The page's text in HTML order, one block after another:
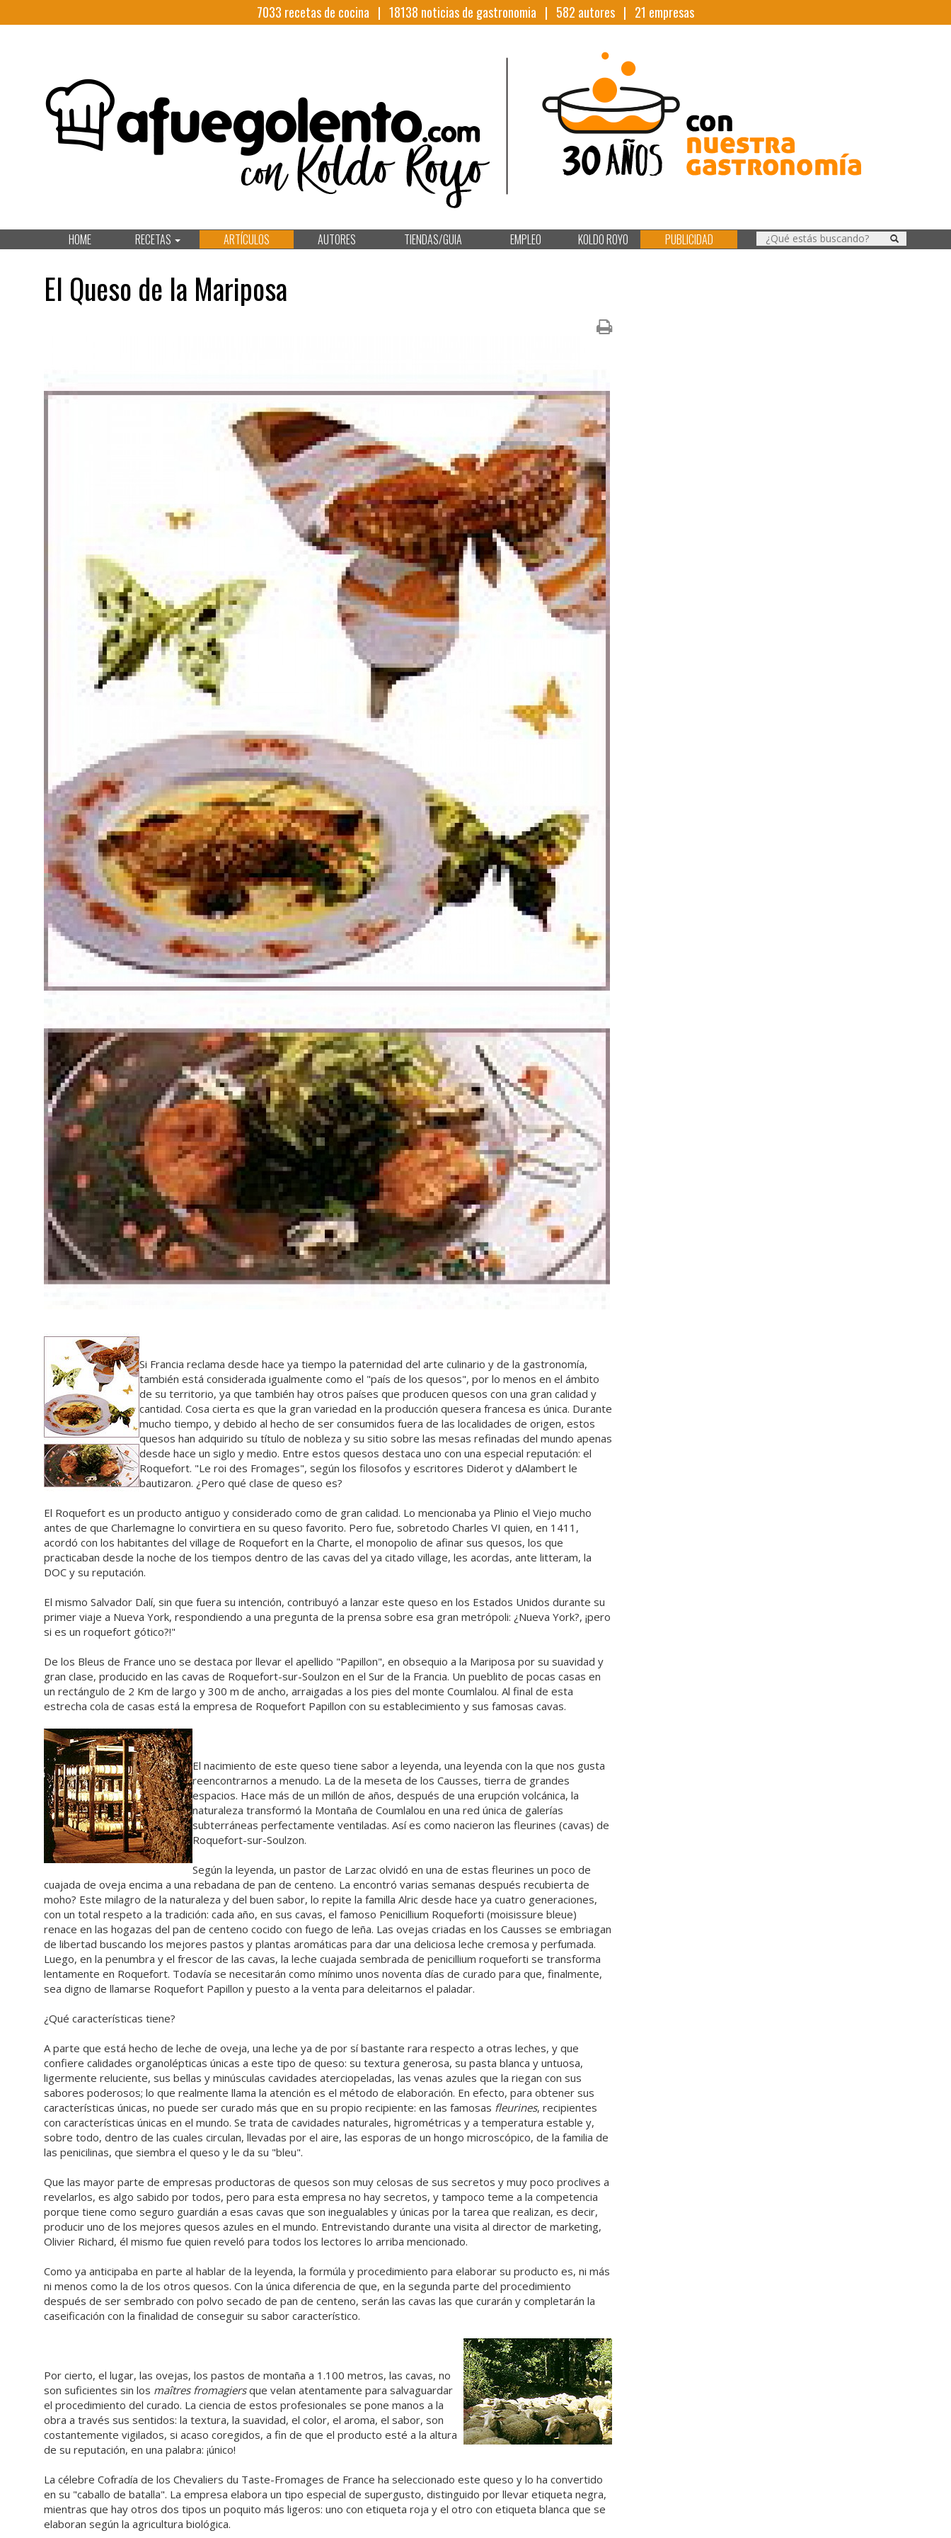
7033 recetas de cocina | 18138 noticias de gastronomia | 582 autores | 21 empresas
HOME RECETAS ARTÍCULOS AUTORES TIENDAS/GUIA EMPLEO KOLDO ROYO PUBLICIDAD
El Queso de la Mariposa
Si Francia reclama desde hace ya tiempo la paternidad del arte culinario y de la gastronomía,
también está considerada igualmente como el "país de los quesos", por lo menos en el ámbito
de su territorio, ya que también hay otros países que producen quesos con una gran calidad y
cantidad. Cosa cierta es que la gran variedad en la producción quesera francesa es única. Durante
mucho tiempo, y debido al hecho de ser consumidos fuera de las localidades de origen, estos
quesos han adquirido su título de nobleza y su sitio sobre las mesas refinadas del mundo apenas
desde hace un siglo y medio. Entre estos quesos destaca uno con una especial reputación: el
Roquefort. "Le roi des Fromages", según los filosofos y escritores Diderot y dAlambert le
bautizaron. ¿Pero qué clase de queso es?
El Roquefort es un producto antiguo y considerado como de gran calidad. Lo mencionaba ya Plinio el Viejo mucho
antes de que Charlemagne lo convirtiera en su queso favorito. Pero fue, sobretodo Charles VI quien, en 1411,
acordó con los habitantes del village de Roquefort en la Charte, el monopolio de afinar sus quesos, los que
practicaban desde la noche de los tiempos dentro de las cavas del ya citado village, les acordas, ante litteram, la
DOC y su reputación.
El mismo Salvador Dalí, sin que fuera su intención, contribuyó a lanzar este queso en los Estados Unidos durante su
primer viaje a Nueva York, respondiendo a una pregunta de la prensa sobre esa gran metrópoli: ¿Nueva York?, ¡pero
si es un roquefort gótico?!"
De los Bleus de France uno se destaca por llevar el apellido "Papillon", en obsequio a la Mariposa por su suavidad y
gran clase, producido en las cavas de Roquefort-sur-Soulzon en el Sur de la Francia. Un pueblito de pocas casas en
un rectángulo de 2 Km de largo y 300 m de ancho, arraigadas a los pies del monte Coumlalou. Al final de esta
estrecha cola de casas está la empresa de Roquefort Papillon con su establecimiento y sus famosas cavas.
El nacimiento de este queso tiene sabor a leyenda, una leyenda con la que nos gusta
reencontrarnos a menudo. La de la meseta de los Causses, tierra de grandes
espacios. Hace más de un millón de años, después de una erupción volcánica, la
naturaleza transformó la Montaña de Coumlalou en una red única de galerías
subterráneas perfectamente ventiladas. Así es como nacieron las fleurines (cavas) de
Roquefort-sur-Soulzon.
Según la leyenda, un pastor de Larzac olvidó en una de estas fleurines un poco de
cuajada de oveja encima a una rebadana de pan de centeno. La encontró varias semanas después recubierta de
moho? Este milagro de la naturaleza y del buen sabor, lo repite la familla Alric desde hace ya cuatro generaciones,
con un total respeto a la tradición: cada año, en sus cavas, el famoso Penicillium Roqueforti (moisissure bleue)
renace en las hogazas del pan de centeno cocido con fuego de leña. Las ovejas criadas en los Causses se embriagan
de libertad buscando los mejores pastos y plantas aromáticas para dar una deliciosa leche cremosa y perfumada.
Luego, en la penumbra y el frescor de las cavas, la leche cuajada sembrada de penicillium roqueforti se transforma
lentamente en Roquefort. Todavía se necesitarán como mínimo unos noventa días de curado para que, finalmente,
sea digno de llamarse Roquefort Papillon y puesto a la venta para deleitarnos el paladar.
¿Qué características tiene?
A parte que está hecho de leche de oveja, una leche ya de por sí bastante rara respecto a otras leches, y que
confiere calidades organolépticas únicas a este tipo de queso: su textura generosa, su pasta blanca y untuosa,
ligermente reluciente, sus bellas y minúsculas cavidades aterciopeladas, las venas azules que la riegan con sus
sabores poderosos; lo que realmente llama la atención es el método de elaboración. En efecto, para obtener sus
características únicas, no puede ser curado más que en su propio recipiente: en las famosas fleurines, recipientes
con características únicas en el mundo. Se trata de cavidades naturales, higrométricas y a temperatura estable y,
sobre todo, dentro de las cuales circulan, llevadas por el aire, las esporas de un hongo microscópico, de la familia de
las penicilinas, que siembra el queso y le da su "bleu".
Que las mayor parte de empresas productoras de quesos son muy celosas de sus secretos y muy poco proclives a
revelarlos, es algo sabido por todos, pero para esta empresa no hay secretos, y tampoco teme a la competencia
porque tiene como seguro guardián a esas cavas que son inegualables y únicas por la tarea que realizan, es decir,
producir uno de los mejores quesos azules en el mundo. Entrevistando durante una visita al director de marketing,
Olivier Richard, él mismo fue quien reveló para todos los lectores lo arriba mencionado.
Como ya anticipaba en parte al hablar de la leyenda, la formúla y procedimiento para elaborar su producto es, ni más
ni menos como la de los otros quesos. Con la única diferencia de que, en la segunda parte del procedimiento
después de ser sembrado con polvo secado de pan de centeno, serán las cavas las que curarán y completarán la
caseificación con la finalidad de conseguir su sabor característico.
Por cierto, el lugar, las ovejas, los pastos de montaña a 1.100 metros, las cavas, no
son suficientes sin los maîtres fromagiersque velan atentamente para salvaguardar
el procedimiento del curado. La ciencia de estos profesionales se pone manos a la
obra a través sus sentidos: la textura, la suavidad, el color, el aroma, el sabor, son
costantemente vigilados, si acaso coregidos, a fin de que el producto esté a la altura
de su reputación, en una palabra: ¡único!
La célebre Cofradía de los Chevaliers du Taste-Fromages de France ha seleccionado este queso y lo ha convertido
en su "caballo de batalla". La empresa elabora un tipo especial de supergusto, distinguido por llevar etiqueta negra,
mientras que hay otros dos tipos un poquito más ligeros: uno con etiqueta roja y el otro con etiqueta blanca que se
elaboran según la agricultura biológica.